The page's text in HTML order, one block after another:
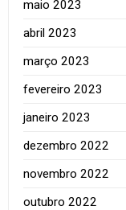
maio 2023
abril 2023
março 2023
fevereiro 2023
janeiro 2023
dezembro 2022
novembro 2022
outubro 2022